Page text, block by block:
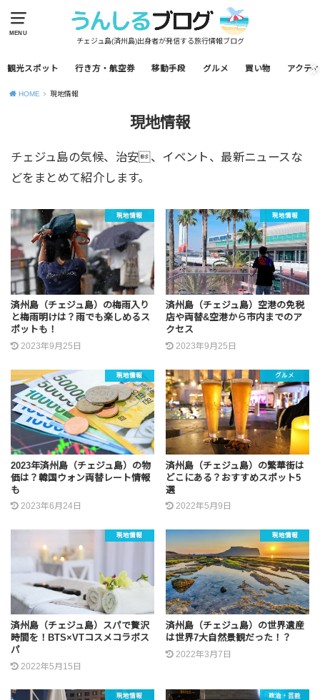
MENU
チェジュ島(済州島)出身者が発信する旅行情報ブログ
観光スポット 行き方・航空券 移動手段 グルメ 買い物 アクテ
HOME 現地情報
現地情報
チェジュ島の気候、治安、イベント、最新ニュースな
どをまとめて紹介します。
現地情報
済州島（チェジュ島）の梅雨入り
と梅雨明けは？雨でも楽しめるス
ポットも！
2023年9月25日
現地情報
済州島（チェジュ島）空港の免税
店や両替&空港から市内までのア
クセス
2023年9月25日
現地情報
2023年済州島（チェジュ島）の物
価は？韓国ウォン両替レート情報
も
2023年6月24日
グルメ
済州島（チェジュ島）の繁華街は
どこにある？おすすめスポット5
選
2022年5月9日
現地情報
済州島（チェジュ島）スパで贅沢
時間を！BTS×VTコスメコラボス
パ
2022年5月15日
現地情報
済州島（チェジュ島）の世界遺産
は世界7大自然景観だった！？
2022年3月7日
現地情報 政治・芸能